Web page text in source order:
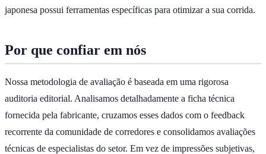
japonesa possui ferramentas específicas para otimizar a sua corrida.
Por que confiar em nós
Nossa metodologia de avaliação é baseada em uma rigorosa
auditoria editorial. Analisamos detalhadamente a ficha técnica
fornecida pela fabricante, cruzamos esses dados com o feedback
recorrente da comunidade de corredores e consolidamos avaliações
técnicas de especialistas do setor. Em vez de impressões subjetivas,